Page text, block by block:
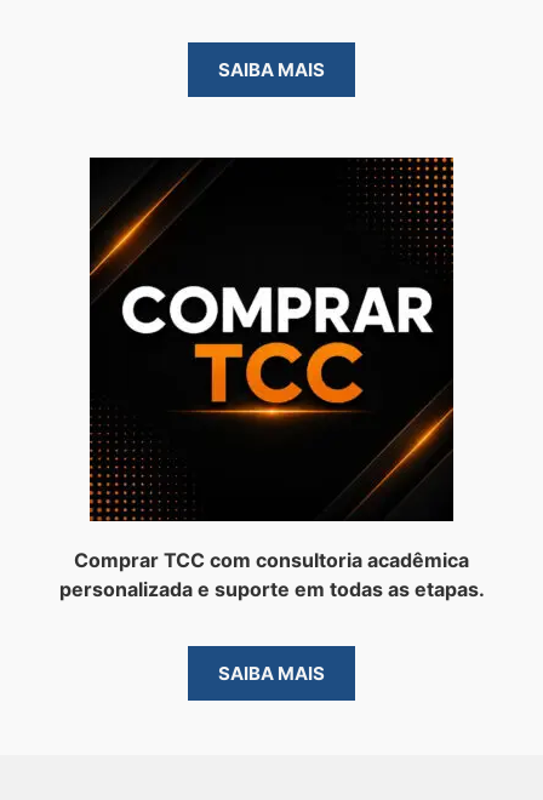
SAIBA MAIS
Comprar TCC com consultoria acadêmica
personalizada e suporte em todas as etapas.
SAIBA MAIS